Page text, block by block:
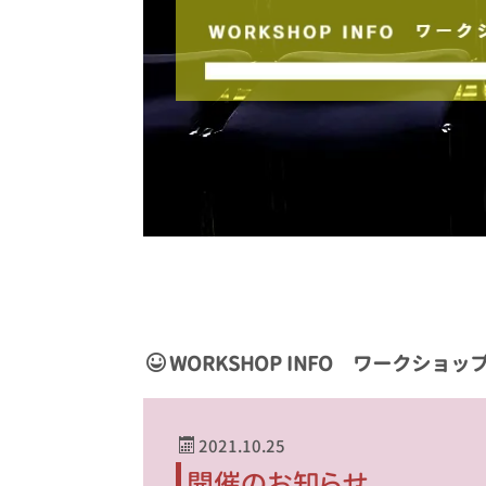
WORKSHOP INFO ワークショッ
2021.10.25